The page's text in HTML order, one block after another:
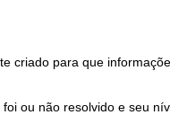
criado para que
ou não resolvido e seu